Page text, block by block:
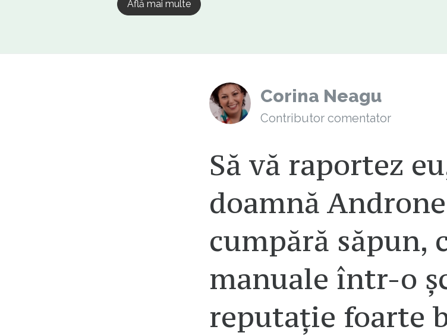
Află mai multe
Corina Neagu
Contributor comentator
Să vă raportez
doamnă
cumpără săpun,
manuale într-o
reputație foarte